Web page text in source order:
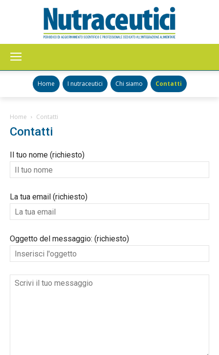
Home I nutraceutici Chi siamo Contatti
Home Contatti
Contatti
Il tuo nome (richiesto)
La tua email (richiesto)
Oggetto del messaggio: (richiesto)